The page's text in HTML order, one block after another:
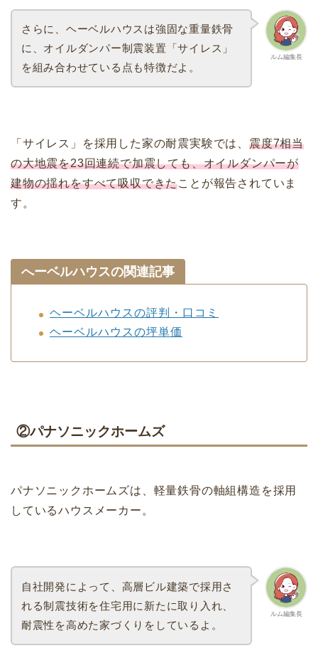
ルム編集長
さらに、ヘーベルハウスは強固な重量鉄骨
に、オイルダンパー制震装置「サイレス」
を組み合わせている点も特徴だよ。
「サイレス」を採用した家の耐震実験では、震度7相当
の大地震を23回連続で加震しても、オイルダンパーが
建物の揺れをすべて吸収できたことが報告されていま
す。
へーベルハウスの関連記事
ヘーベルハウスの評判・口コミ
ヘーベルハウスの坪単価
②パナソニックホームズ
パナソニックホームズは、軽量鉄骨の軸組構造を採用
しているハウスメーカー。
ルム編集長
自社開発によって、高層ビル建築で採用さ
れる制震技術を住宅用に新たに取り入れ、
耐震性を高めた家づくりをしているよ。